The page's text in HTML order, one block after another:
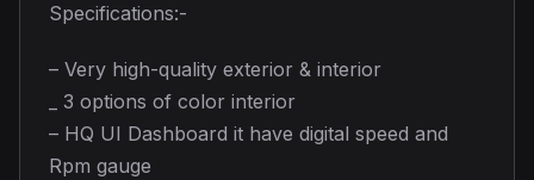
Specifications:-
– Very high-quality exterior & interior
_ 3 options of color interior
– HQ UI Dashboard it have digital speed and
Rpm gauge